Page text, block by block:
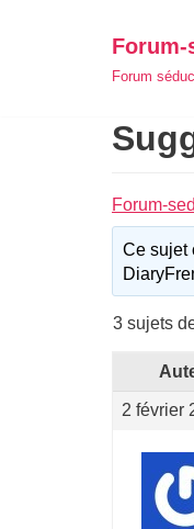
Forum
Forum-
Ce sujet
3 sujets
2 février